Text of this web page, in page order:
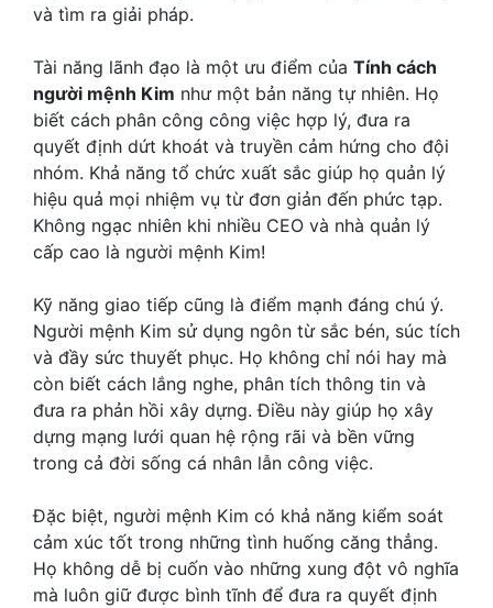
và tìm ra giải pháp.
Tài năng lãnh đạo là một ưu điểm của Tính cách
người mệnh Kim như một bản năng tự nhiên. Họ
biết cách phân công công việc hợp lý, đưa ra
quyết định dứt khoát và truyền cảm hứng cho đội
nhóm. Khả năng tổ chức xuất sắc giúp họ quản lý
hiệu quả mọi nhiệm vụ từ đơn giản đến phức tạp.
Không ngạc nhiên khi nhiều CEO và nhà quản lý
cấp cao là người mệnh Kim!
Kỹ năng giao tiếp cũng là điểm mạnh đáng chú ý.
Người mệnh Kim sử dụng ngôn từ sắc bén, súc tích
và đầy sức thuyết phục. Họ không chỉ nói hay mà
còn biết cách lắng nghe, phân tích thông tin và
đưa ra phản hồi xây dựng. Điều này giúp họ xây
dựng mạng lưới quan hệ rộng rãi và bền vững
trong cả đời sống cá nhân lẫn công việc.
Đặc biệt, người mệnh Kim có khả năng kiểm soát
cảm xúc tốt trong những tình huống căng thẳng.
Họ không dễ bị cuốn vào những xung đột vô nghĩa
mà luôn giữ được bình tĩnh để đưa ra quyết định